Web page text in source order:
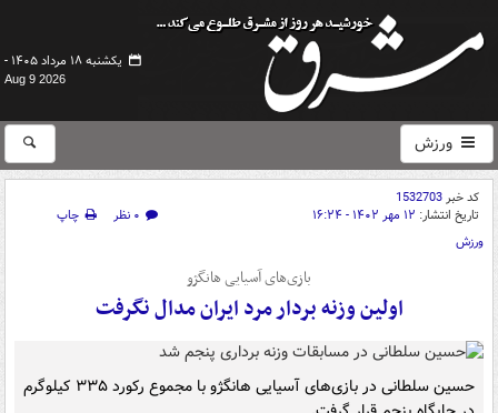
یکشنبه ۱۸ مرداد ۱۴۰۵ -
Aug 9 2026
ورزش
کد خبر1532703
تاریخ انتشار: ۱۲ مهر ۱۴۰۲ - ۱۶:۲۴ ۰ نظر
چاپ
ورزش
بازی‌های آسیایی هانگژو
اولین وزنه بردار مرد ایران مدال نگرفت
حسین سلطانی در بازی‌های آسیایی هانگژو با مجموع رکورد ۳۳۵ کیلوگرم